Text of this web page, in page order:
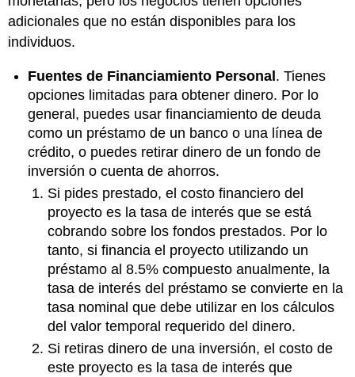
adicionales que no están disponibles para los
individuos.
Fuentes de Financiamiento Personal. Tienes
opciones limitadas para obtener dinero. Por lo
general, puedes usar financiamiento de deuda
como un préstamo de un banco o una línea de
crédito, o puedes retirar dinero de un fondo de
inversión o cuenta de ahorros.
Si pides prestado, el costo financiero del
proyecto es la tasa de interés que se está
cobrando sobre los fondos prestados. Por lo
tanto, si financia el proyecto utilizando un
préstamo al 8.5% compuesto anualmente, la
tasa de interés del préstamo se convierte en la
tasa nominal que debe utilizar en los cálculos
del valor temporal requerido del dinero.
Si retiras dinero de una inversión, el costo de
este proyecto es la tasa de interés que